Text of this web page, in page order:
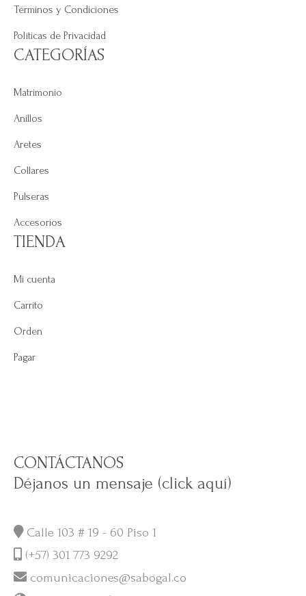
Términos y Condiciones
Políticas de Privacidad
CATEGORÍAS
Matrimonio
Anillos
Aretes
Collares
Pulseras
Accesorios
TIENDA
Mi cuenta
Carrito
Orden
Pagar
CONTÁCTANOS
Déjanos un mensaje (click aquí)
Calle 103 # 19 - 60 Piso 1
(+57) 301 773 9292
comunicaciones@sabogal.co